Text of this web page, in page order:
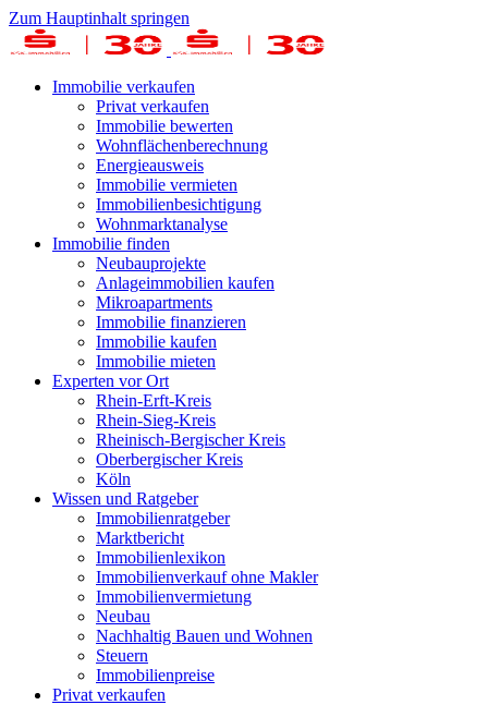
Zum Hauptinhalt springen
Immobilie verkaufen
Privat verkaufen
Immobilie bewerten
Wohnflächenberechnung
Energieausweis
Immobilie vermieten
Immobilienbesichtigung
Wohnmarktanalyse
Immobilie finden
Neubauprojekte
Anlageimmobilien kaufen
Mikroapartments
Immobilie finanzieren
Immobilie kaufen
Immobilie mieten
Experten vor Ort
Rhein-Erft-Kreis
Rhein-Sieg-Kreis
Rheinisch-Bergischer Kreis
Oberbergischer Kreis
Köln
Wissen und Ratgeber
Immobilienratgeber
Marktbericht
Immobilienlexikon
Immobilienverkauf ohne Makler
Immobilienvermietung
Neubau
Nachhaltig Bauen und Wohnen
Steuern
Immobilienpreise
Privat verkaufen